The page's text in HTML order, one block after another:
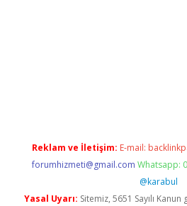
Reklam ve İletişim: E-mail:
forumhizmeti@gmail.com Whatsapp:
@karabul
Yasal Uyarı: Sitemiz, 5651 Sayılı